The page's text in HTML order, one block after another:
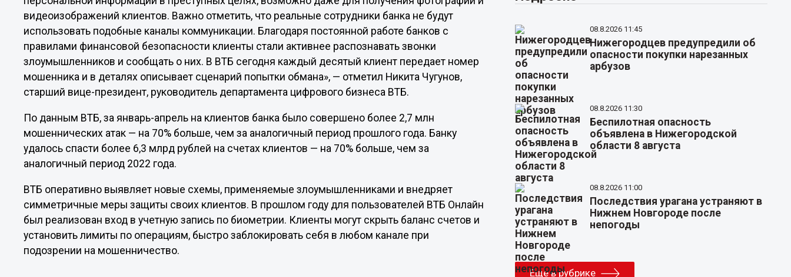
видеоизображений клиентов. Важно отметить, что реальные сотрудники банка не будут
использовать подобные каналы коммуникации. Благодаря постоянной работе банков с
правилами финансовой безопасности клиенты стали активнее распознавать звонки
злоумышленников и сообщать о них. В ВТБ сегодня каждый десятый клиент передает номер
мошенника и в деталях описывает сценарий попытки обмана», — отметил Никита Чугунов,
старший вице-президент, руководитель департамента цифрового бизнеса ВТБ.
По данным ВТБ, за январь-апрель на клиентов банка было совершено более 2,7 млн
мошеннических атак — на 70% больше, чем за аналогичный период прошлого года. Банку
удалось спасти более 6,3 млрд рублей на счетах клиентов — на 70% больше, чем за
аналогичный период 2022 года.
ВТБ оперативно выявляет новые схемы, применяемые злоумышленниками и внедряет
симметричные меры защиты своих клиентов. В прошлом году для пользователей ВТБ Онлайн
был реализован вход в учетную запись по биометрии. Клиенты могут скрыть баланс счетов и
установить лимиты по операциям, быстро заблокировать себя в любом канале при
подозрении на мошенничество.
08.8.2026 11:45
Нижегородцев предупредили об
опасности покупки нарезанных
арбузов
08.8.2026 11:30
Беспилотная опасность
объявлена в Нижегородской
области 8 августа
08.8.2026 11:00
Последствия урагана устраняют в
Нижнем Новгороде после
непогоды
Еще в рубрике